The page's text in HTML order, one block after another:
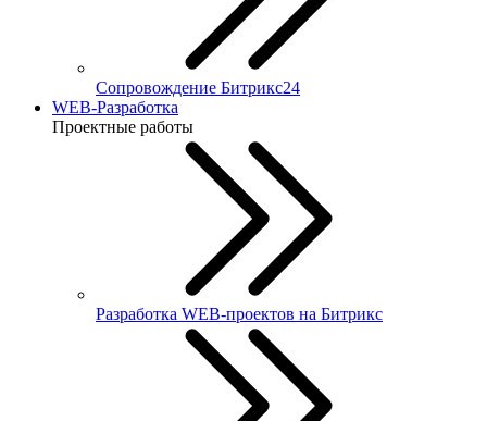
Сопровождение Битрикс24
WEB-Разработка
Проектные работы
Разработка WEB-проектов на Битрикс